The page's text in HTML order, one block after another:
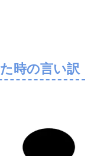
時の言い訳